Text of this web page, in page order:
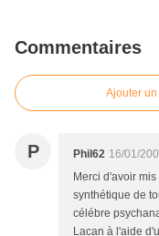
Commentaires
Ajouter
P Phil62 16/01/
Merci d'avoir
synthétique de
célébre
Lacan à l'aide